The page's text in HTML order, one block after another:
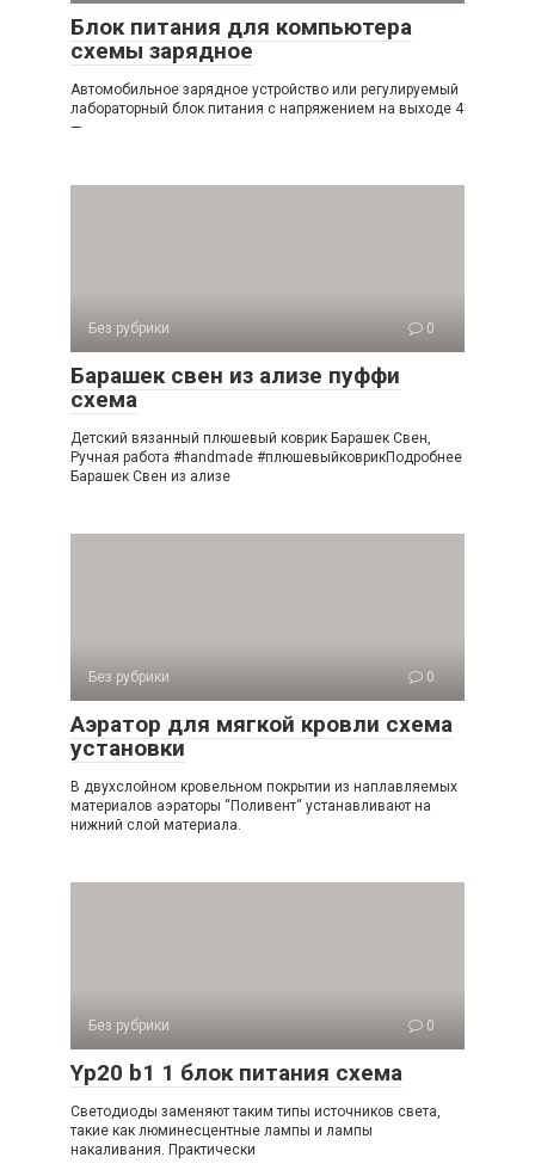
Блок питания для компьютера
схемы зарядное
Автомобильное зарядное устройство или регулируемый
лабораторный блок питания с напряжением на выходе 4
—
Без рубрики 0
Барашек свен из ализе пуффи
схема
Детский вязанный плюшевый коврик Барашек Свен,
Ручная работа #handmade #плюшевыйковрикПодробнее
Барашек Свен из ализе
Без рубрики 0
Аэратор для мягкой кровли схема
установки
В двухслойном кровельном покрытии из наплавляемых
материалов аэраторы “Поливент“ устанавливают на
нижний слой материала.
Без рубрики 0
Yp20 b1 1 блок питания схема
Светодиоды заменяют таким типы источников света,
такие как люминесцентные лампы и лампы
накаливания. Практически